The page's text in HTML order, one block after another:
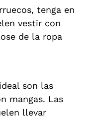
tenga en
vestir con
de la ropa
son las
mangas. Las
llevar